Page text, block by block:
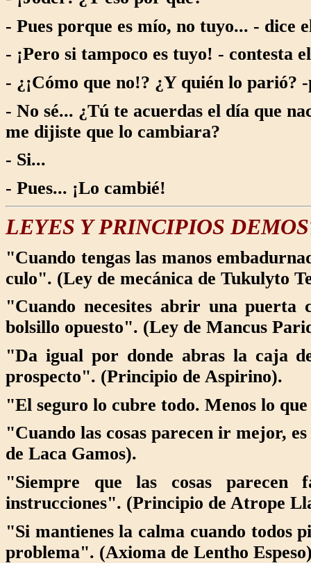
- Pues porque es mío, no tuyo... - dice
- ¡Pero si tampoco es tuyo! - contesta
- ¿¡Cómo que no!? ¿Y quién lo parió?
- No sé... ¿Tú te acuerdas el día que
me dijiste que lo cambiara?
- Si...
- Pues... ¡Lo cambié!
LEYES Y PRINCIPIOS
"Cuando tengas las manos
culo". (Ley de mecánica de Tukulyto
"Cuando necesites abrir una
bolsillo opuesto". (Ley de Mancus
"Da igual por donde abras la caja
prospecto". (Principio de Aspirino).
"El seguro lo cubre todo. Menos lo
"Cuando las cosas parecen ir mejor,
de Laca Gamos).
"Siempre que las cosas parecen
instrucciones". (Principio de Atrope
"Si mantienes la calma cuando todos
problema". (Axioma de Lentho